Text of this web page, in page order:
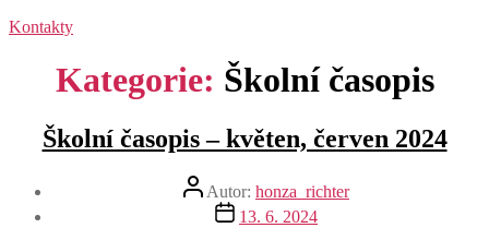
Kontakty
Kategorie: Školní časopis
Školní časopis – květen, červen 2024
Autor
příspěvku
Autor: honza_richter
Datum
příspěvku
13. 6. 2024